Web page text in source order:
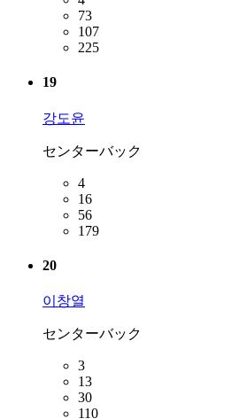
73
107
225
19
강도윤
センターバック
4
16
56
179
20
이창열
センターバック
3
13
30
110